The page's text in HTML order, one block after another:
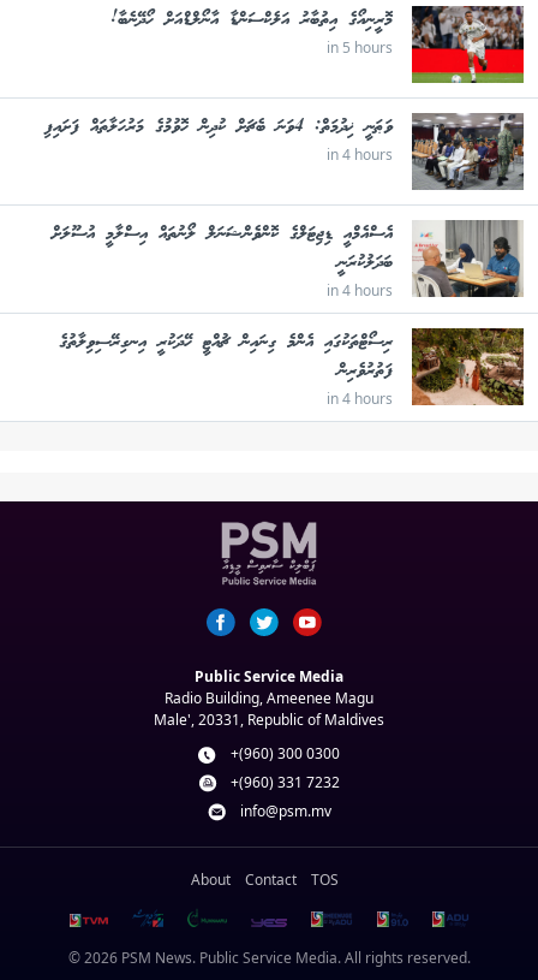
މޮރީނިއޯގެ އިތުބާރު އަލެކްސަންޑާ އާނޯލްޑްއަށް ހޯދޭނެބާ!
in 5 hours
ވަޠަނީ ޚިދުމަތް: 4ވަނަ ބެޗަށް ކުދިން ހޮވުމުގެ މަރުހަލާތައް ފަށައިފި
in 4 hours
އެސްއެމްއީ ޑިޖިޓަލްގެ ކޮންވެންޝަނަލް ލޯނުތައް އިސްލާމީ އުސޫލަށް
ބަދަލުކުރަނީ
in 4 hours
ރިސޯޓްތަކުގައި އެންމެ ގިނައިން ޗުއްޓީ ހޭދަކުރީ އިނގިރޭސިވިލާތުގެ
ފަތުރުވެރިން
in 4 hours
Public Service Media
Radio Building, Ameenee Magu
Male', 20331, Republic of Maldives
+(960) 300 0300
+(960) 331 7232
info@psm.mv
About Contact TOS
© 2026 PSM News. Public Service Media. All rights reserved.